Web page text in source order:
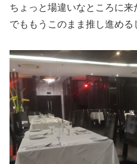
ちょっと場違いなところに来
でももうこのまま推し進める